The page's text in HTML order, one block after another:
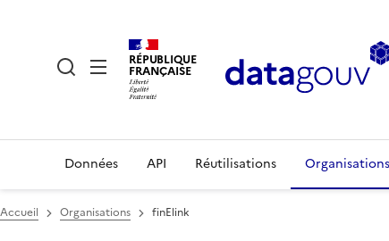
RÉPUBLIQUE
FRANÇAISE
Données API Réutilisations Organisations
Accueil Organisations finElink